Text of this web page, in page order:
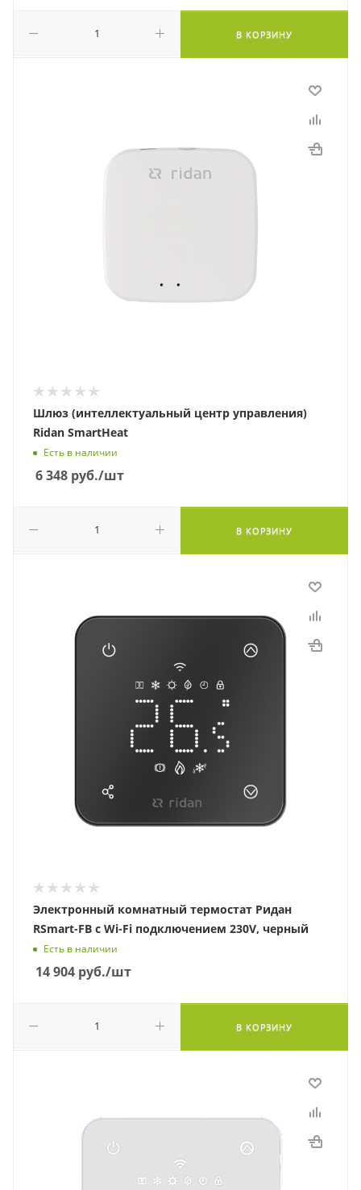
В КОРЗИНУ
Шлюз (интеллектуальный центр управления)
Ridan SmartHeat
Есть в наличии
6 348 руб./шт
В КОРЗИНУ
Электронный комнатный термостат Ридан
RSmart-FB с Wi-Fi подключением 230V, черный
Есть в наличии
14 904 руб./шт
В КОРЗИНУ